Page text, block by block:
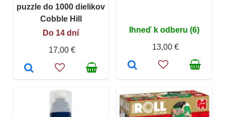
puzzle do 1000 dielikov
Cobble Hill
Do 14 dní
17,00 €
Ihneď k odberu (6)
13,00 €